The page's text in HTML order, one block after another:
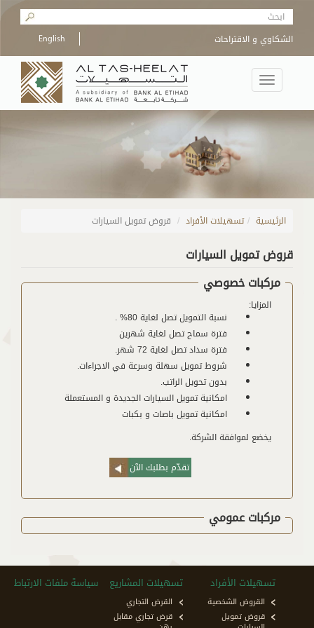
Skip to main content
Search form
English الشكاوي و الاقتراحات
Toggle
navigation
الرئيسية / تسهيلات الأفراد قروض تمويل السيارات
قروض تمويل السيارات
مركبات خصوصي
المزايا:
نسبة التمويل تصل لغاية 80% .
فترة سماح تصل لغاية شهرين
فترة سداد تصل لغاية 72 شهر.
شروط تمويل سهلة وسرعة في الاجراءات.
بدون تحويل الراتب.
امكانية تمويل السيارات الجديدة و المستعملة
امكانية تمويل باصات و بكبات
يخضع لموافقة الشركة.
تقدّم بطلبك الآن
مركبات عمومي
تسهيلات الأفراد
القروض الشخصية
قروض تمويل
تسهيلات المشاريع
القرض التجاري
قرض تجاري مقابل
سياسة ملفات الارتباط